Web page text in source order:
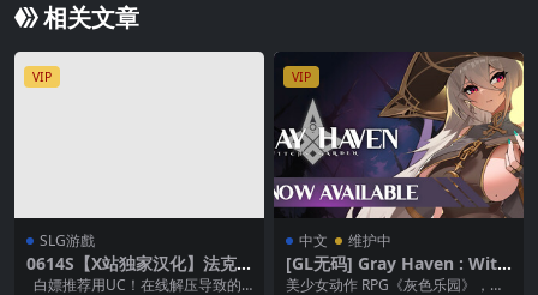
相关文章
VIP
SLG游戲
0614S【X站独家汉化】法克
漫-游乐场 fuckman-lewdpar
白嫖推荐用UC！在线解压导致的
VIP
中文 维护中
[GL无码] Gray Haven : Witc
h’s Garden Ver2.01 [官簡]
美少女动作 RPG《灰色乐园》，是